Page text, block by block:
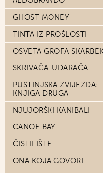
GHOST MONEY
TINTA IZ PROŠLOSTI
OSVETA GROFA
SKRIVAČA-UDARAČA
PUSTINJSKA ZVIJEZDA:
KNJIGA DRUGA
NJUJORŠKI KANIBALI
CANOE BAY
ČISTILIŠTE
ONA KOJA GOVORI